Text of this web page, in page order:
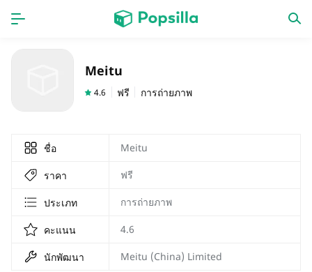
Meitu
4.6 ฟรี การถ่ายภาพ
ชื่อ Meitu
ราคา ฟรี
ประเภท การถ่ายภาพ
คะแนน 4.6
นักพัฒนา Meitu (China) Limited